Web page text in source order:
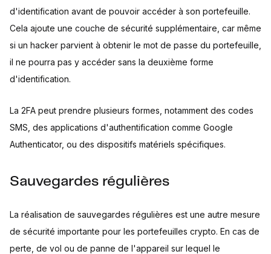
d'identification avant de pouvoir accéder à son portefeuille.
Cela ajoute une couche de sécurité supplémentaire, car même
si un hacker parvient à obtenir le mot de passe du portefeuille,
il ne pourra pas y accéder sans la deuxième forme
d'identification.
La 2FA peut prendre plusieurs formes, notamment des codes
SMS, des applications d'authentification comme Google
Authenticator, ou des dispositifs matériels spécifiques.
Sauvegardes régulières
La réalisation de sauvegardes régulières est une autre mesure
de sécurité importante pour les portefeuilles crypto. En cas de
perte, de vol ou de panne de l'appareil sur lequel le